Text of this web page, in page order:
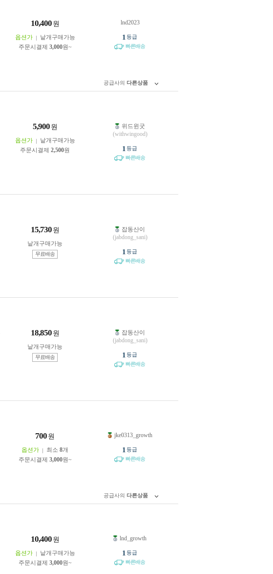
10,400 원
옵션가
낱개구매가능
주문시결제 3,000원~
lnd2023
1 등급
빠른배송
공급사의 다른상품
5,900 원
옵션가
낱개구매가능
주문시결제 2,500원
위드윈굿
(withwingood)
1 등급
빠른배송
15,730 원
낱개구매가능
무료배송
잡동산이
(jabdong_sani)
1 등급
빠른배송
18,850 원
낱개구매가능
무료배송
잡동산이
(jabdong_sani)
1 등급
빠른배송
700 원
옵션가 최소 8개
주문시결제 3,000원~
jke0313_growth
1 등급
빠른배송
공급사의 다른상품
10,400 원
옵션가
낱개구매가능
주문시결제 3,000원~
lnd_growth
1 등급
빠른배송